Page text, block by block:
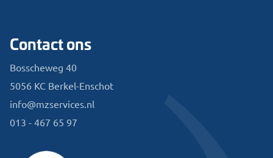
Contact ons
Bosscheweg 40
5056 KC Berkel-Enschot
info@mzservices.nl
013 - 467 65 97